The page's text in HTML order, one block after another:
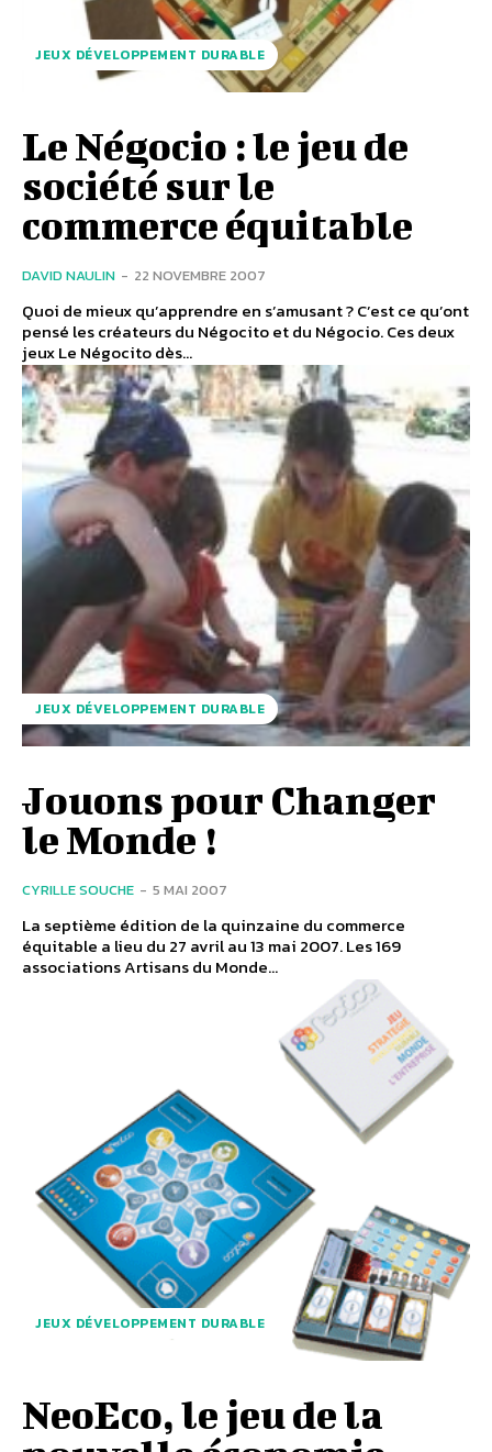
JEUX DÉVELOPPEMENT DURABLE
Le Négocio : le jeu de
société sur le
commerce équitable
DAVID NAULIN - 22 NOVEMBRE 2007
Quoi de mieux qu’apprendre en s’amusant ? C’est ce qu’ont
pensé les créateurs du Négocito et du Négocio. Ces deux
jeux Le Négocito dès...
JEUX DÉVELOPPEMENT DURABLE
Jouons pour Changer
le Monde !
CYRILLE SOUCHE - 5 MAI 2007
La septième édition de la quinzaine du commerce
équitable a lieu du 27 avril au 13 mai 2007. Les 169
associations Artisans du Monde...
JEUX DÉVELOPPEMENT DURABLE
NeoEco, le jeu de la